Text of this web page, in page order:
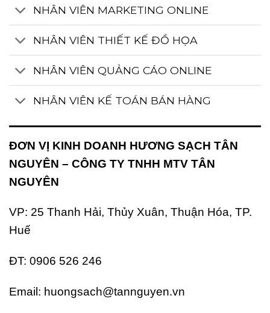
NHÂN VIÊN MARKETING ONLINE
NHÂN VIÊN THIẾT KẾ ĐỒ HỌA
NHÂN VIÊN QUẢNG CÁO ONLINE
NHÂN VIÊN KẾ TOÁN BÁN HÀNG
ĐƠN VỊ KINH DOANH HƯƠNG SẠCH TÂN
NGUYÊN – CÔNG TY TNHH MTV TÂN
NGUYÊN
VP: 25 Thanh Hải, Thủy Xuân, Thuận Hóa, TP.
Huế
ĐT: 0906 526 246
Email: huongsach@tannguyen.vn